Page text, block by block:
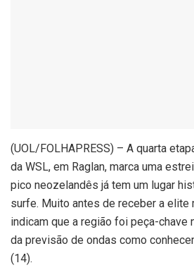
(UOL/FOLHAPRESS) – A quarta
da WSL, em Raglan, marca uma
pico neozelandês já tem um lugar
surfe. Muito antes de receber a elite
indicam que a região foi peça-chave
da previsão de ondas como
(14).